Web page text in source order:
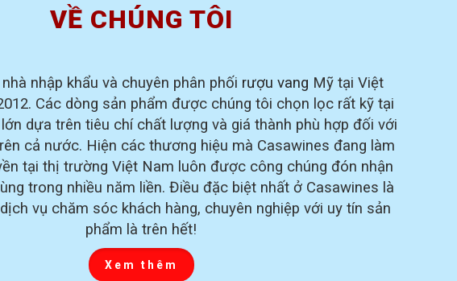
VỀ CHÚNG TÔI
nhà nhập khẩu và chuyên phân phối rượu vang Mỹ tại Việt
Các dòng sản phẩm được chúng tôi chọn lọc rất kỹ tại
dựa trên tiêu chí chất lượng và giá thành phù hợp đối với
cả nước. Hiện các thương hiệu mà Casawines đang làm
tại thị trường Việt Nam luôn được công chúng đón nhận
trong nhiều năm liền. Điều đặc biệt nhất ở Casawines là
vụ chăm sóc khách hàng, chuyên nghiệp với uy tín sản
phẩm là trên hết!
Xem thêm